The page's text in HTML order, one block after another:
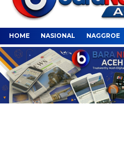
HOME NASIONAL NAGGROE